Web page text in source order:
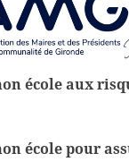
école aux
école pour